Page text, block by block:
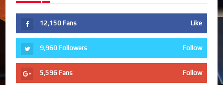
12,150 Fans Like
9,960 Followers Follow
5,596 Fans Follow